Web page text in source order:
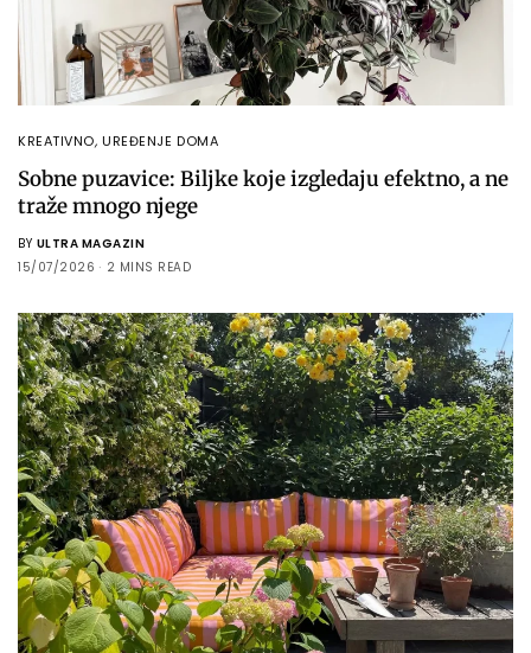
KREATIVNO,UREĐENJE DOMA
Sobne puzavice: Biljke koje izgledaju efektno, a ne
traže mnogo njege
BY ULTRA MAGAZIN
15/07/2026
2 MINS READ